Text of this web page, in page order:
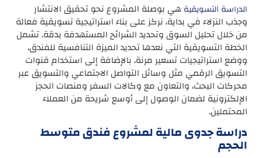
الدراسة التسويقيةهي بوصلة المشروع نحو تحقيق الانتشار
وجذب النزلاء في بداية، نركز على بناء استراتيجية تسويقية فعالة
من خلال تحليل السوق وتحديد الشرائح المستهدفة بدقة. تشمل
الخطة التسويقية التي نعدها تحديد الميزة التنافسية للفندق،
ووضع استراتيجيات تسعير مرنة، بالإضافة إلى استخدام قنوات
التسويق الرقمي مثل وسائل التواصل الاجتماعي والتسويق عبر
محركات البحث، والتعاون مع وكالات السفر ومنصات الحجز
الإلكترونية لضمان الوصول إلى أوسع شريحة من العملاء
المحتملين.
دراسة جدوى مالية لمشروع فندق متوسط
الحجم